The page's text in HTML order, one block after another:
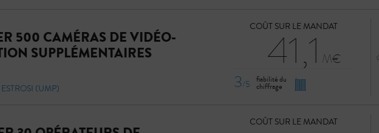
500 CAMÉRAS DE VIDÉO-
SUPPLÉMENTAIRES
(UMP)
COÛT SUR LE MANDAT
41,1
3/5 fiabilité du
chiffrage
COÛT SUR LE MANDAT